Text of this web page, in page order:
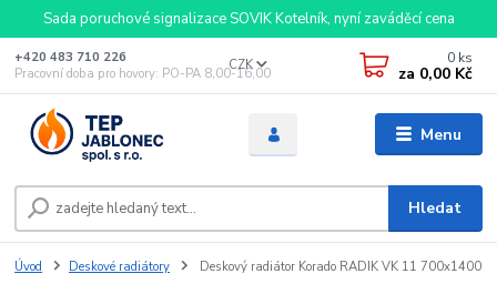
Sada poruchové signalizace SOVIK Kotelník, nyní zaváděcí cena
Menu
CZK
Hledat
+420 483 710 226
Pracovní doba pro hovory: PO-PA 8,00-16,00
0 ks
za 0,00 Kč
Úvod Deskové radiátory Deskový radiátor Korado RADIK VK 11 700x1400